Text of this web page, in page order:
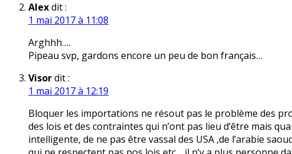
Alexdit :
1 mai 2017 à 11:08
Arghhh….
Pipeau svp, gardons encore un peu de bon français…
Visordit :
1 mai 2017 à 12:19
Bloquer les importations ne résout pas le problème des
des lois et des contraintes qui n’ont pas lieu d’être mais
intelligente, de ne pas être vassal des USA ,de l’arabie